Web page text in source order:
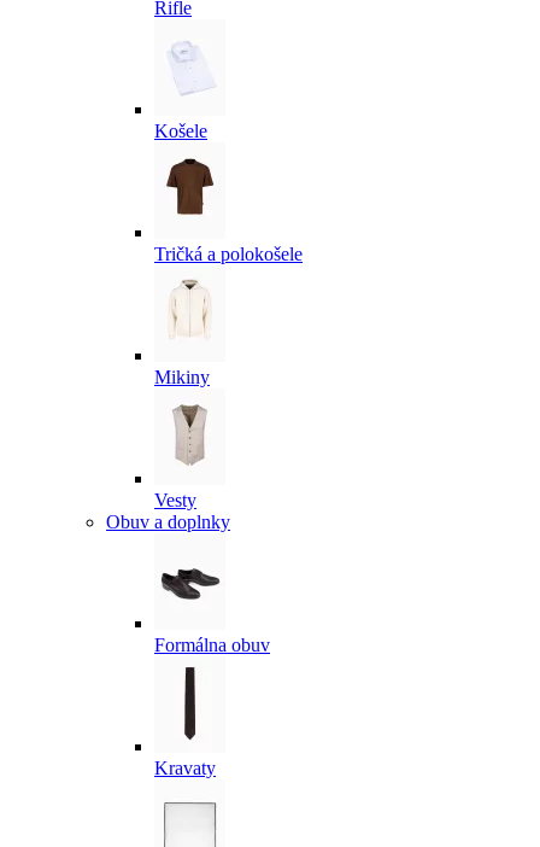
Rifle
Košele
Tričká a polokošele
Mikiny
Vesty
Obuv a doplnky
Formálna obuv
Kravaty